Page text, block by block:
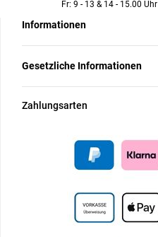
Fr: 9 - 13 & 14 - 15.00 Uhr
Informationen
Gesetzliche Informationen
Zahlungsarten